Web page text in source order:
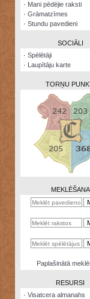
Arhīvs
Zināšanu
kalkulators
Nomētātās
· Mani pēdējie raksti
·Grāmatzīmes
·Stundu pavedieni
SOCIĀLI
·Spēlētāji
· Laupītāju karte
TORŅU
MEKLĒŠANA
Paplašinātā
RESURSI
·Visatcera almanahs